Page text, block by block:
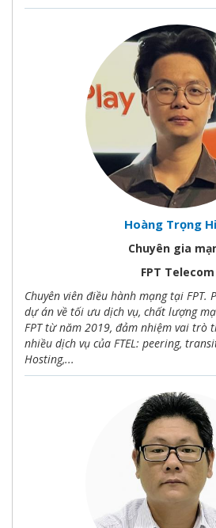
Hoàng Trọng
Chuyên gia
FPT Telecom
Chuyên viên điều hành mạng tại FPT.
dự án về tối ưu dịch vụ, chất lượng
FPT từ năm 2019, đảm nhiệm vai trò
nhiều dịch vụ của FTEL: peering,
Hosting,...